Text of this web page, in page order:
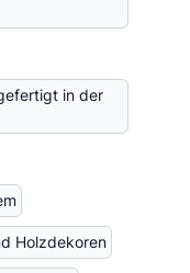
in der
Holzdekoren